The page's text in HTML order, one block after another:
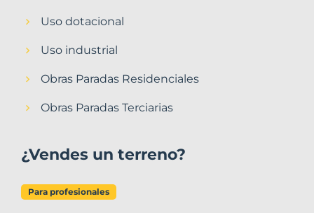
Uso dotacional
Uso industrial
Obras Paradas Residenciales
Obras Paradas Terciarias
¿Vendes un terreno?
Para profesionales